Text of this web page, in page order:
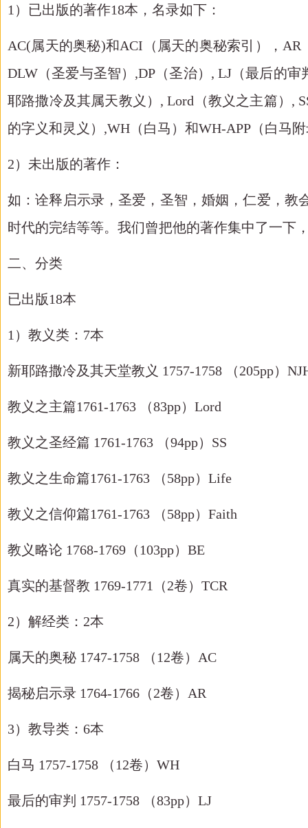
1）已出版的著作18本，名录如下：
AC(属天的奥秘)和ACI（属天的奥秘索引），
DLW（圣爱与圣智）,DP（圣治）, LJ（最后的
耶路撒冷及其属天教义）, Lord（教义之主篇）,
的字义和灵义）,WH（白马）和WH-APP（白马
2）未出版的著作：
如：诠释启示录，圣爱，圣智，婚姻，仁爱，教
时代的完结等等。我们曾把他的著作集中了一下
二、分类
已出版18本
1）教义类：7本
新耶路撒冷及其天堂教义 1757-1758 （205pp）
教义之主篇1761-1763 （83pp）Lord
教义之圣经篇 1761-1763 （94pp）SS
教义之生命篇1761-1763 （58pp）Life
教义之信仰篇1761-1763 （58pp）Faith
教义略论 1768-1769（103pp）BE
真实的基督教 1769-1771（2卷）TCR
2）解经类：2本
属天的奥秘 1747-1758 （12卷）AC
揭秘启示录 1764-1766（2卷）AR
3）教导类：6本
白马 1757-1758 （12卷）WH
最后的审判 1757-1758 （83pp）LJ